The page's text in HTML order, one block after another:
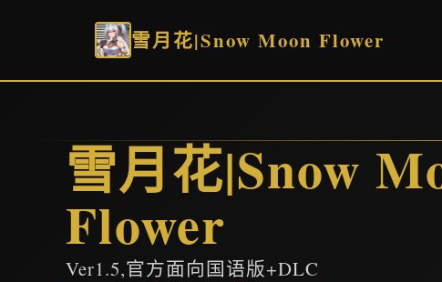
雪月花|Snow Moon Flower
雪月花|Snow
Flower
Ver1.5,官方面向国语版+DLC